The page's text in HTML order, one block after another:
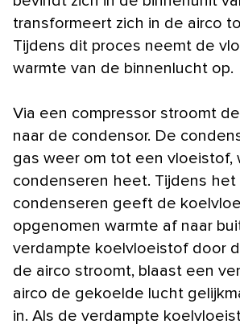
transformeert zich in de airco
Tijdens dit proces neemt de
warmte van de binnenlucht op.
Via een compressor stroomt
naar de condensor. De
gas weer om tot een vloeistof,
condenseren heet. Tijdens het
condenseren geeft de
opgenomen warmte af naar
verdampte koelvloeistof door
de airco stroomt, blaast een
airco de gekoelde lucht
in. Als de verdampte